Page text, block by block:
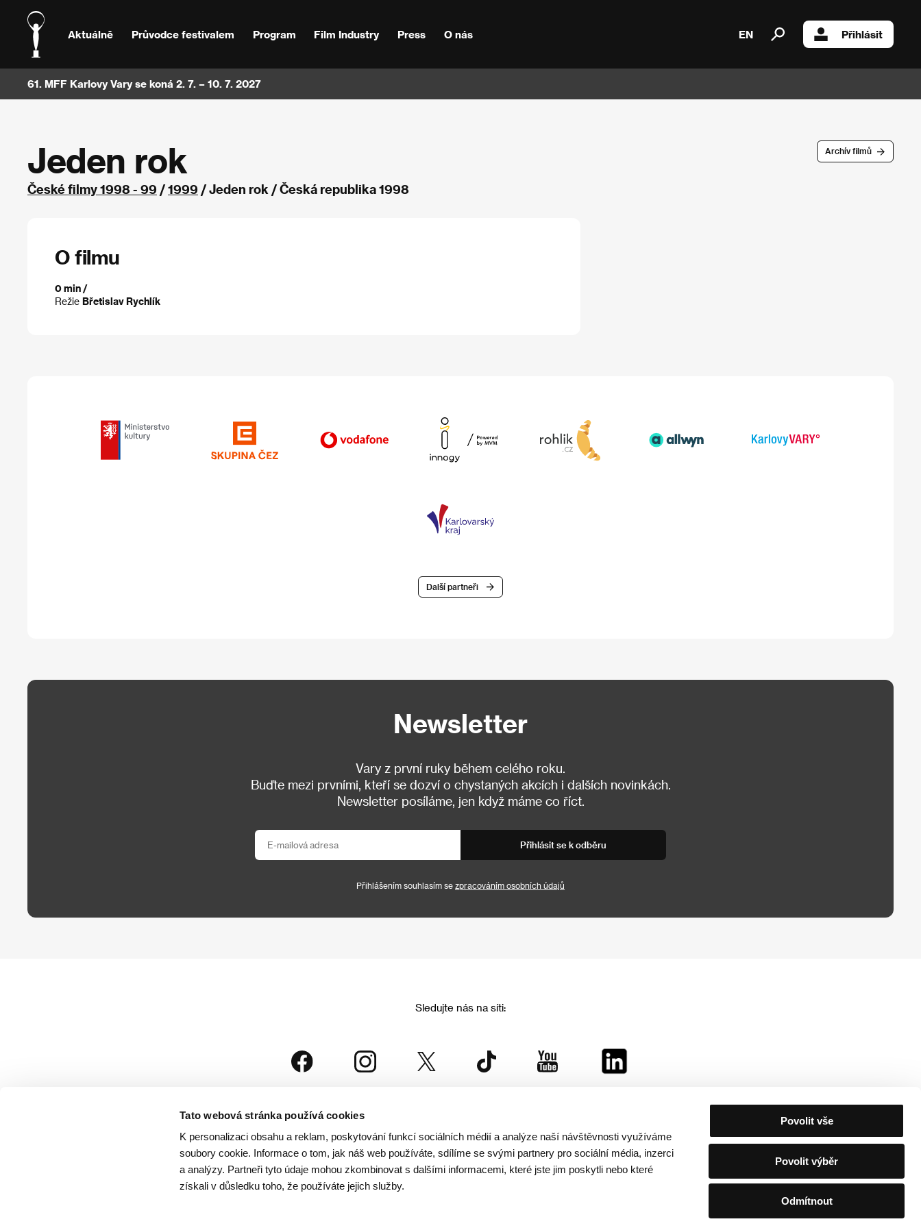
Tato webová stránka používá cookies
K personalizaci obsahu a reklam, poskytování funkcí sociálních médií a analýze naší návštěvnosti využíváme
soubory cookie. Informace o tom, jak náš web používáte, sdílíme se svými partnery pro sociální média, inzerci
a analýzy. Partneři tyto údaje mohou zkombinovat s dalšími informacemi, které jste jim poskytli nebo které
získali v důsledku toho, že používáte jejich služby.
Povolit vše
Povolit výběr
Odmítnout
Aktuálně Průvodce festivalem Program Film Industry Press O nás EN Přihlásit
61. MFF Karlovy Vary se koná 2. 7. – 10. 7. 2027
Archív filmů
Jeden rok
České filmy 1998 - 99 /1999 / Jeden rok / Česká republika 1998
O filmu
0 min /
Režie Břetislav Rychlík
Další partneři
Newsletter
Vary z první ruky během celého roku.
Buďte mezi prvními, kteří se dozví o chystaných akcích i dalších novinkách.
Newsletter posíláme, jen když máme co říct.
Přihlásit se k odběru
Přihlášením souhlasím se zpracováním osobních údajů
Sledujte nás na síti:
je součástí rodiny KVIFF Group, která zastřešuje i další projekty: